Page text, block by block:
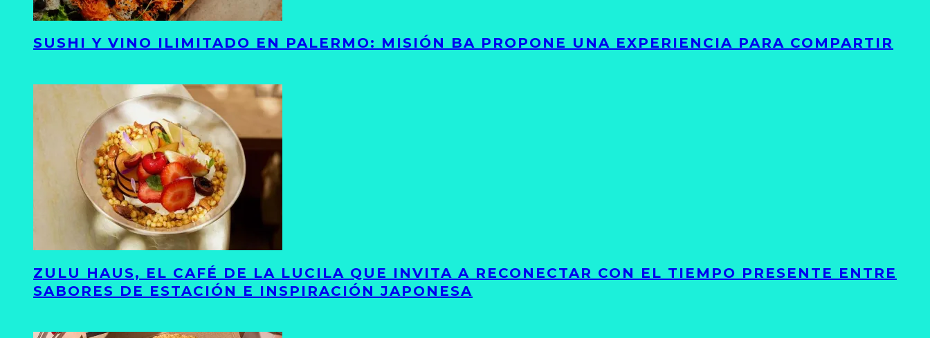
SUSHI Y VINO ILIMITADO EN PALERMO: MISIÓN BA PROPONE UNA EXPERIENCIA PARA COMPARTIR
ZULU HAUS, EL CAFÉ DE LA LUCILA QUE INVITA A RECONECTAR CON EL TIEMPO PRESENTE ENTRE
SABORES DE ESTACIÓN E INSPIRACIÓN JAPONESA